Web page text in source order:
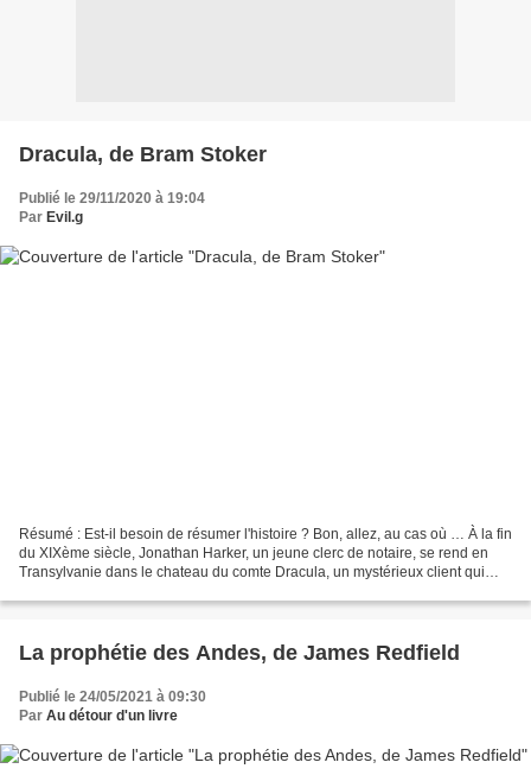
Dracula, de Bram Stoker
Publié le 29/11/2020 à 19:04
Par Evil.g
Résumé : Est-il besoin de résumer l'histoire ? Bon, allez, au cas où … À la fin
du XIXème siècle, Jonathan Harker, un jeune clerc de notaire, se rend en
Transylvanie dans le chateau du comte Dracula, un mystérieux client qui
La prophétie des Andes, de James Redfield
Publié le 24/05/2021 à 09:30
Par Au détour d'un livre